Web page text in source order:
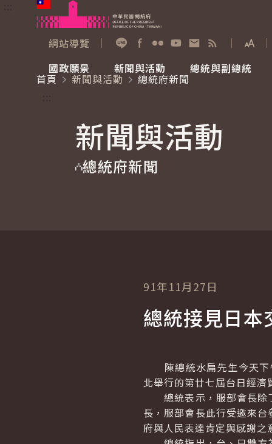
跳到主要內容
網站導覽
展開
國政願景
國家氣候變遷對策委員會
重要談話
新聞與活動
總統府新聞
影音頻道
總統與副總統
賴清德總統
參觀資訊
首頁 新聞與活動
總統府新聞
新聞與活動
總統府新聞
91年11月27日
總統接見日本
陳總統水扁先生今天下
北舉行的第廿七屆台日經
總統表示，服部會長除
長，服部會長此行受邀來
府與人民表達肯定與感謝之